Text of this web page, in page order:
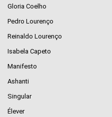
Gloria Coelho
Pedro Lourenço
Reinaldo Lourenço
Isabela Capeto
Manifesto
Ashanti
Singular
Élever